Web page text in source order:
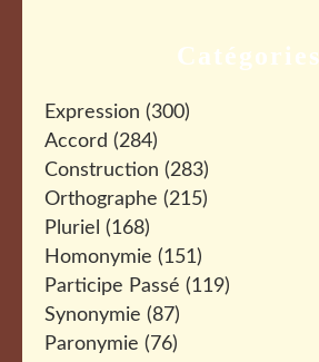
Catégories
Expression (300)
Accord (284)
Construction (283)
Orthographe (215)
Pluriel (168)
Homonymie (151)
Participe Passé (119)
Synonymie (87)
Paronymie (76)